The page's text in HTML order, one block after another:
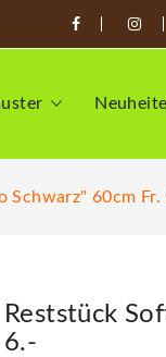
Schwarz" 60cm Fr.
Reststück
6.-